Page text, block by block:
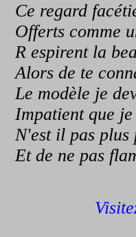
Ce regard
Offerts comme
R espirent la
Alors de te
Le modèle je
Impatient que je
N'est il pas plus
Et de ne pas